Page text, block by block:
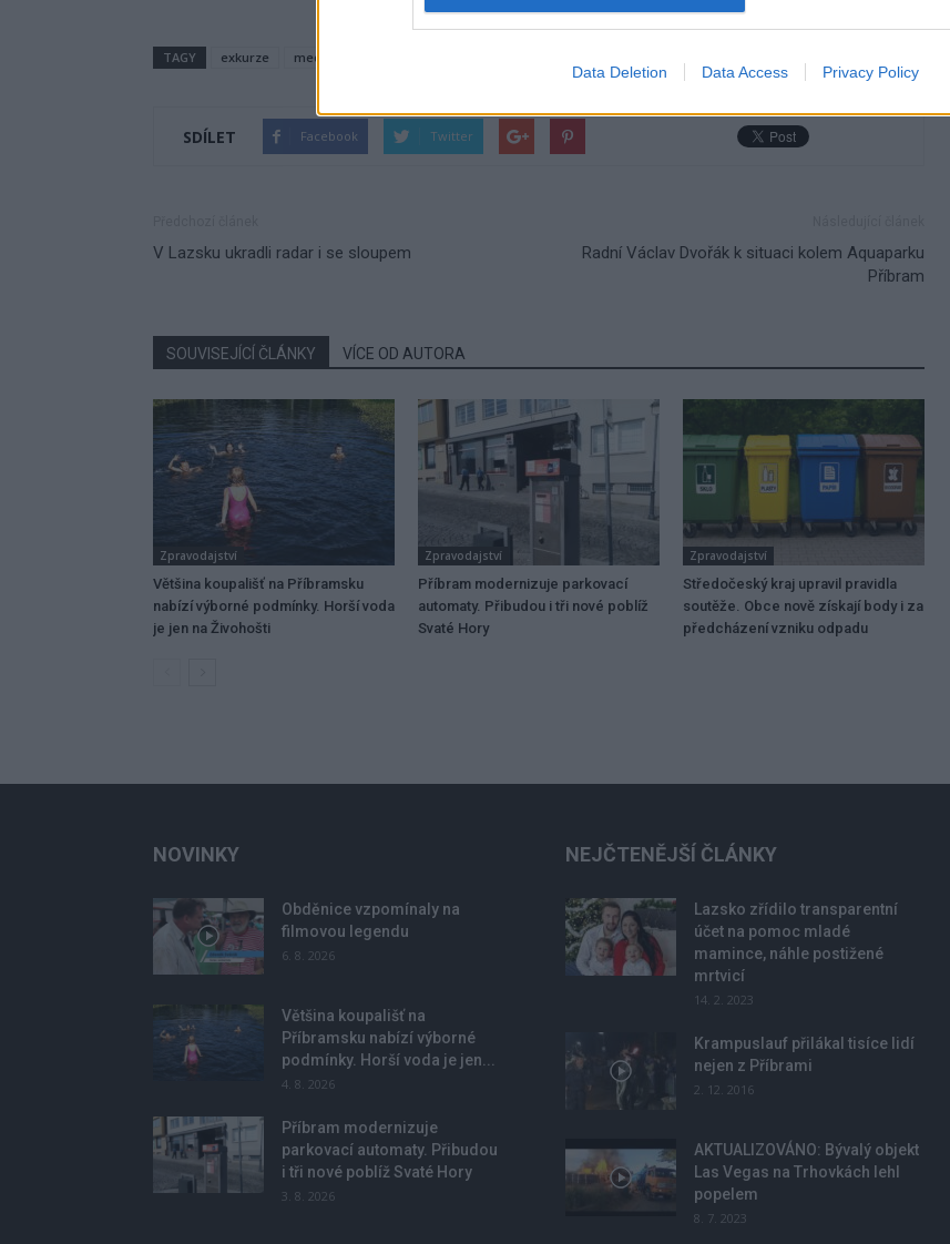
Data Deletion Data Access Privacy Policy
TAGY exkurze medicína
SDÍLET Facebook Twitter
V Lazsku ukradli radar i se sloupem
Radní Václav Dvořák k situaci kolem Aquaparku
Příbram
SOUVISEJÍCÍ ČLÁNKY VÍCE OD AUTORA
Zpravodajství
Většina koupališť na Příbramsku
nabízí výborné podmínky. Horší voda
je jen na Živohošti
Zpravodajství
Příbram modernizuje parkovací
automaty. Přibudou i tři nové poblíž
Svaté Hory
Zpravodajství
Středočeský kraj upravil pravidla
soutěže. Obce nově získají body i za
předcházení vzniku odpadu
NOVINKY
Obděnice vzpomínaly na
filmovou legendu
6. 8. 2026
Většina koupališť na
Příbramsku nabízí výborné
podmínky. Horší voda je jen...
4. 8. 2026
Příbram modernizuje
parkovací automaty. Přibudou
i tři nové poblíž Svaté Hory
3. 8. 2026
NEJČTENĚJŠÍ ČLÁNKY
Lazsko zřídilo transparentní
účet na pomoc mladé
mamince, náhle postižené
mrtvicí
14. 2. 2023
Krampuslauf přilákal tisíce lidí
nejen z Příbrami
2. 12. 2016
AKTUALIZOVÁNO: Bývalý objekt
Las Vegas na Trhovkách lehl
popelem
8. 7. 2023